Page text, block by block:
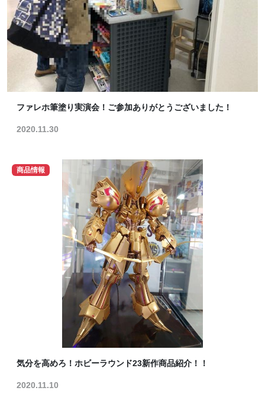
ファレホ筆塗り実演会！ご参加ありがとうございました！
2020.11.30
商品情報
気分を高めろ！ホビーラウンド23新作商品紹介！！
2020.11.10